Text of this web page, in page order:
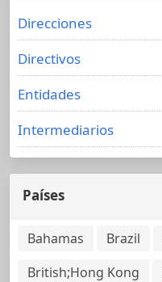
Direcciones
Directivos
Entidades
Intermediarios
Países
Bahamas Brazil
British;Hong Kong